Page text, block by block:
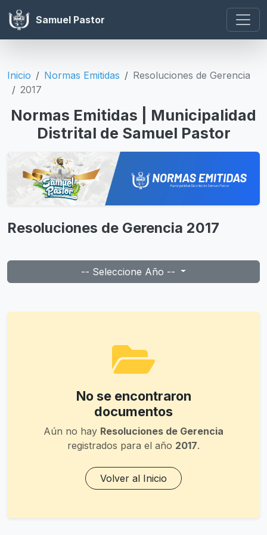
Samuel Pastor
Inicio Normas Emitidas
Resoluciones de Gerencia
2017
Normas Emitidas | Municipalidad
Distrital de Samuel Pastor
Resoluciones de Gerencia 2017
-- Seleccione Año --
No se encontraron
documentos
Aún no hay Resoluciones de Gerencia
registrados para el año 2017.
Volver al Inicio